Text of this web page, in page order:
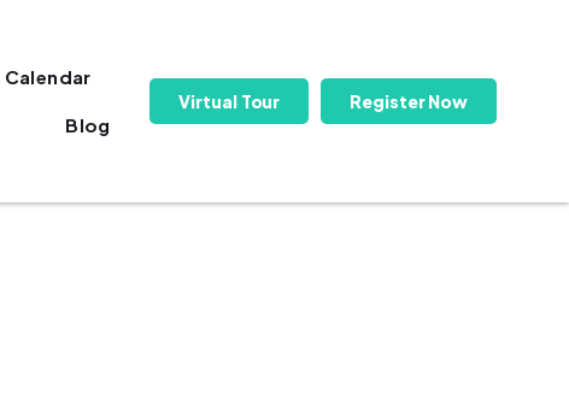
Blog
Virtual Tour Register Now